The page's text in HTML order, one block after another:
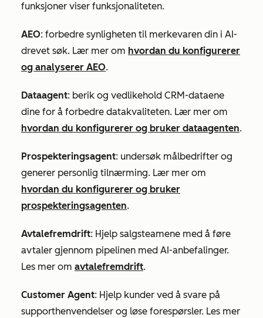
funksjoner viser funksjonaliteten.
AEO: forbedre synligheten til merkevaren din i AI-
drevet søk. Lær mer om hvordan du konfigurerer
og analyserer AEO.
Dataagent: berik og vedlikehold CRM-dataene
dine for å forbedre datakvaliteten. Lær mer om
hvordan du konfigurerer og bruker dataagenten.
Prospekteringsagent: undersøk målbedrifter og
generer personlig tilnærming. Lær mer om
hvordan du konfigurerer og bruker
prospekteringsagenten.
Avtalefremdrift: Hjelp salgsteamene med å føre
avtaler gjennom pipelinen med AI-anbefalinger.
Les mer om avtalefremdrift.
Customer Agent: Hjelp kunder ved å svare på
supporthenvendelser og løse forespørsler. Les mer